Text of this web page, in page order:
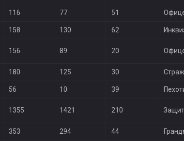
116 77 51
158 130 62
156 89 20
180 125 30 Страж
56 10 39
1355 1421 210
353 294 44